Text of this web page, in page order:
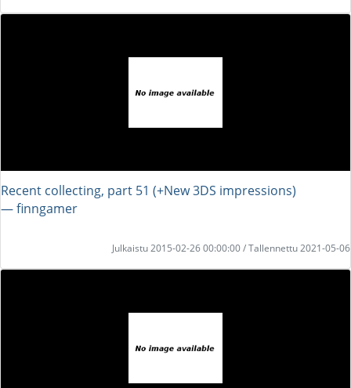
Recent collecting, part 51 (+New 3DS impressions)
― finngamer
Julkaistu 2015-02-26 00:00:00 / Tallennettu 2021-05-06